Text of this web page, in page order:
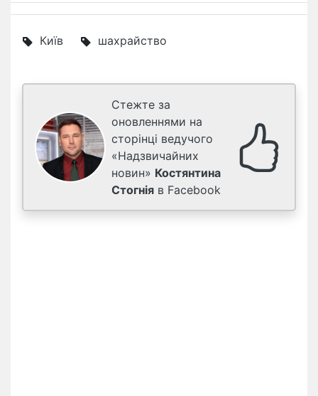
Київ шахрайство
Стежте за
оновленнями на
сторінці ведучого
«Надзвичайних
новин» Костянтина
Стогнія в Facebook